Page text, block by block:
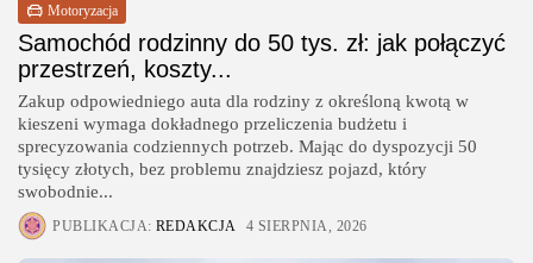
Motoryzacja
Samochód rodzinny do 50 tys. zł: jak połączyć
przestrzeń, koszty...
Zakup odpowiedniego auta dla rodziny z określoną kwotą w
kieszeni wymaga dokładnego przeliczenia budżetu i
sprecyzowania codziennych potrzeb. Mając do dyspozycji 50
tysięcy złotych, bez problemu znajdziesz pojazd, który
swobodnie...
PUBLIKACJA: REDAKCJA 4 SIERPNIA, 2026